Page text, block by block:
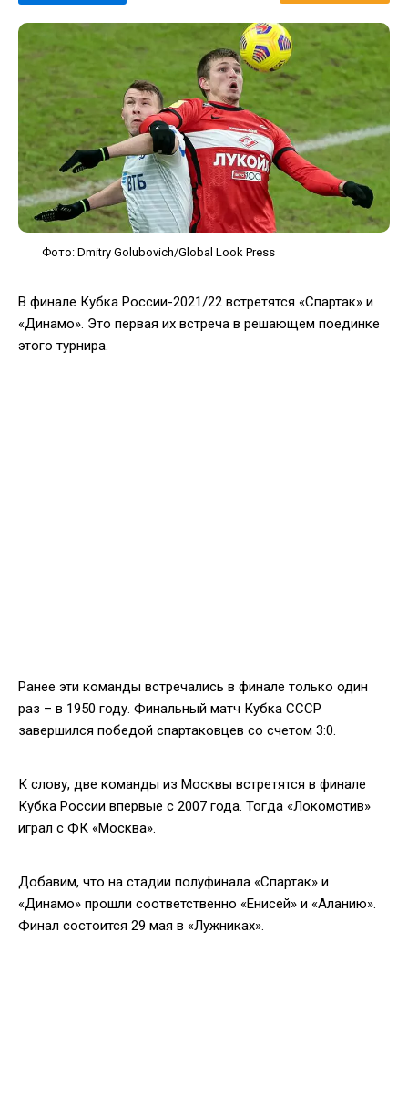
Фото: Dmitry Golubovich/Global Look Press
В финале Кубка России-2021/22 встретятся «Спартак» и
«Динамо». Это первая их встреча в решающем поединке
этого турнира.
Ранее эти команды встречались в финале только один
раз – в 1950 году. Финальный матч Кубка СССР
завершился победой спартаковцев со счетом 3:0.
К слову, две команды из Москвы встретятся в финале
Кубка России впервые с 2007 года. Тогда «Локомотив»
играл с ФК «Москва».
Добавим, что на стадии полуфинала «Спартак» и
«Динамо» прошли соответственно «Енисей» и «Аланию».
Финал состоится 29 мая в «Лужниках».